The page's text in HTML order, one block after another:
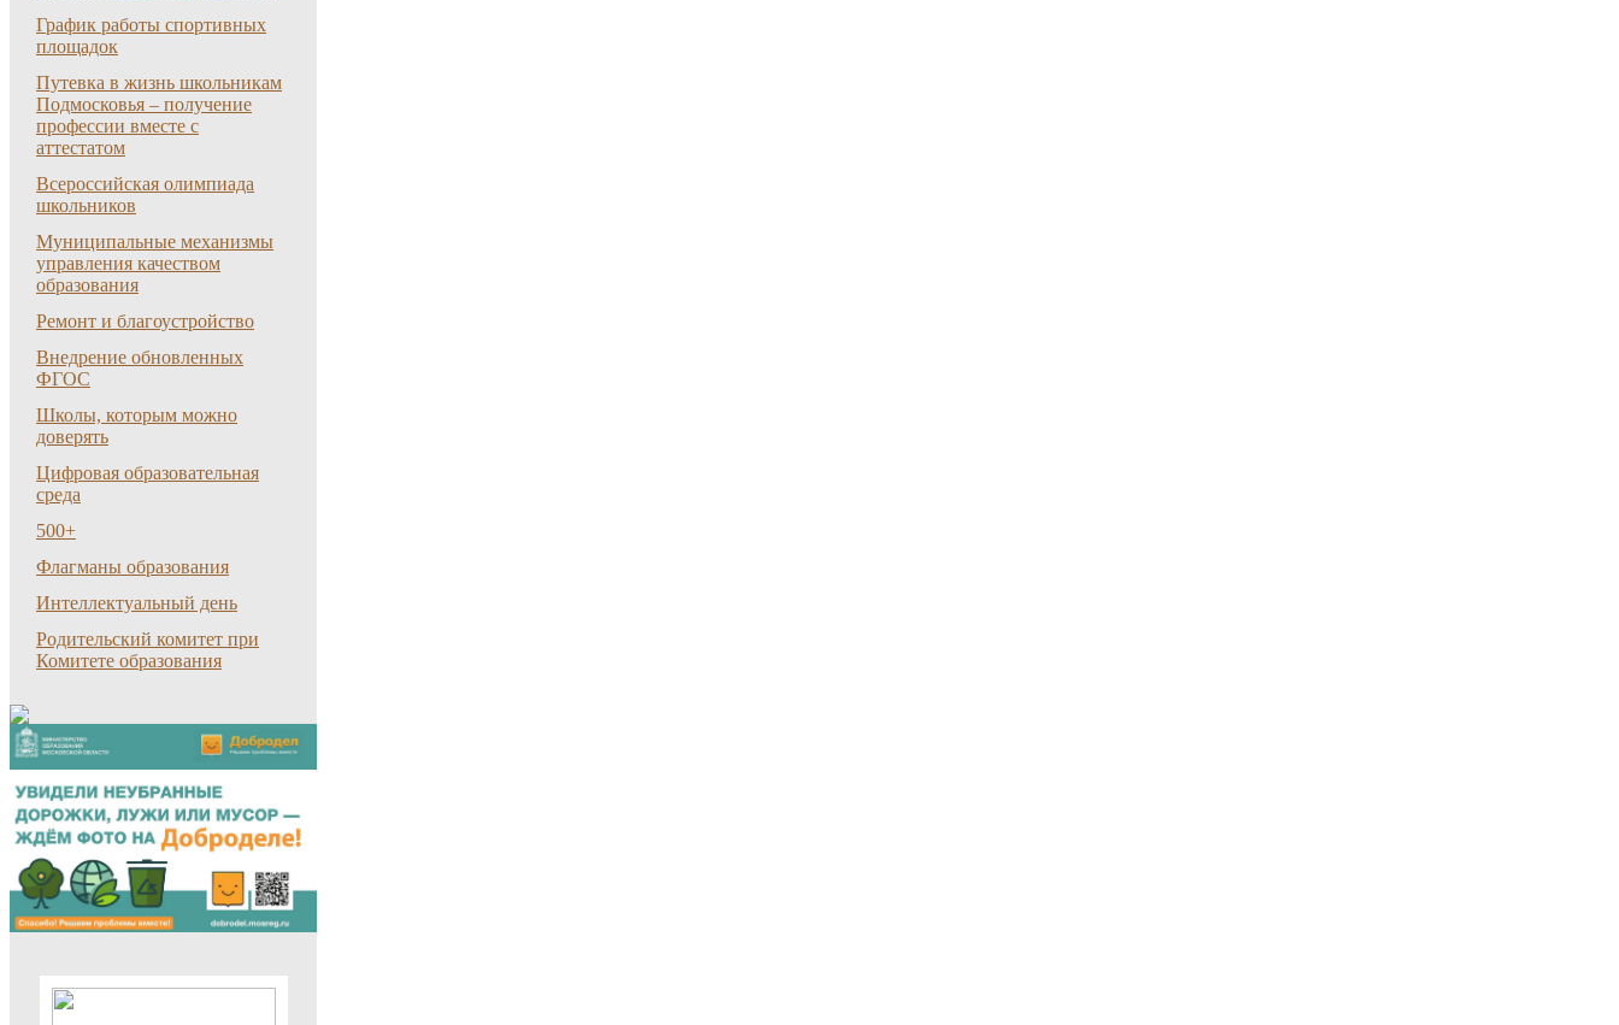
График работы спортивных
площадок
Путевка в жизнь школьникам
Подмосковья – получение
профессии вместе с
аттестатом
Всероссийская олимпиада
школьников
Муниципальные механизмы
управления качеством
образования
Ремонт и благоустройство
Внедрение обновленных
ФГОС
Школы, которым можно
доверять
Цифровая образовательная
среда
500+
Флагманы образования
Интеллектуальный день
Родительский комитет при
Комитете образования